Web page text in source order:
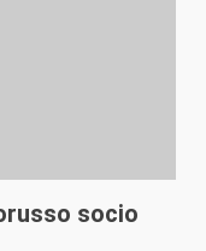
socio